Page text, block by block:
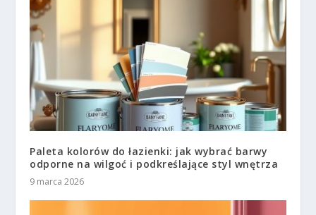
Paleta kolorów do łazienki: jak wybrać barwy
odporne na wilgoć i podkreślające styl wnętrza
9 marca 2026